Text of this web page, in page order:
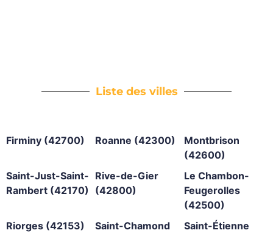
Liste des villes
Firminy (42700) Roanne (42300)
Montbrison
(42600)
Saint-Just-Saint-
Rambert (42170)
Rive-de-Gier
(42800)
Le Chambon-
Feugerolles
(42500)
Riorges (42153)
Saint-Chamond
Saint-Étienne